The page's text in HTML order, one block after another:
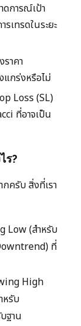
ดการณ์เป้า
รเทรดในระยะ
าคา
กร่งหรือไม่
Loss (SL)
ที่อาจเป็น
ร?
ครับ สิ่งที่เรา
Low (สำหรับ
ที่
High
หรับ
ฐาน